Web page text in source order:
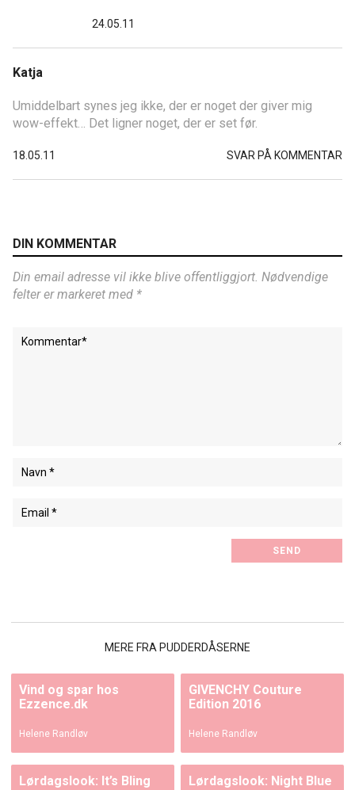
24.05.11
Katja
Umiddelbart synes jeg ikke, der er noget der giver mig
wow-effekt… Det ligner noget, der er set før.
18.05.11 SVAR PÅ KOMMENTAR
DIN KOMMENTAR
Din email adresse vil ikke blive offentliggjort. Nødvendige
felter er markeret med *
MERE FRA PUDDERDÅSERNE
Vind og spar hos
Ezzence.dk
Helene Randløv
GIVENCHY Couture
Edition 2016
Helene Randløv
Lørdagslook: It’s Bling Lørdagslook: Night Blue